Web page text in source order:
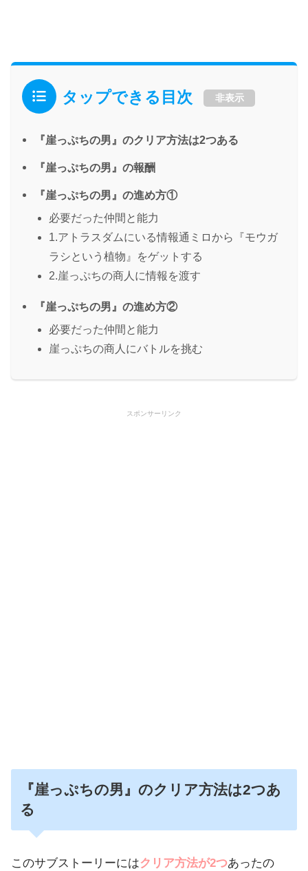
タップできる目次 非表示
『崖っぷちの男』のクリア方法は2つある
『崖っぷちの男』の報酬
『崖っぷちの男』の進め方①
必要だった仲間と能力
1.アトラスダムにいる情報通ミロから『モウガ
ラシという植物』をゲットする
2.崖っぷちの商人に情報を渡す
『崖っぷちの男』の進め方②
必要だった仲間と能力
崖っぷちの商人にバトルを挑む
スポンサーリンク
『崖っぷちの男』のクリア方法は2つあ
る
このサブストーリーにはクリア方法が2つあったの